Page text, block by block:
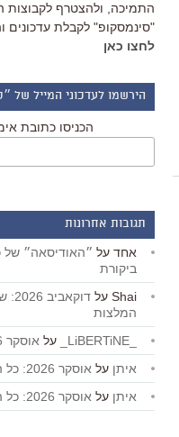
התמיכה, ולהצטרף לקבוצות
"סינמסקופ" לקבלת עדכונים
לחצו כאן
הירשמו לעדכוני המייל של
הכניסו כתובת
תגובות אחרונות
אחד על ״האודיסאה״ של
ביקורת
Shai על
המלצות
על אוסקר 2026: כל הזוכים
איתן על אוסקר 2026: כל הזוכים
איתן על אוסקר 2026: כל הזוכים